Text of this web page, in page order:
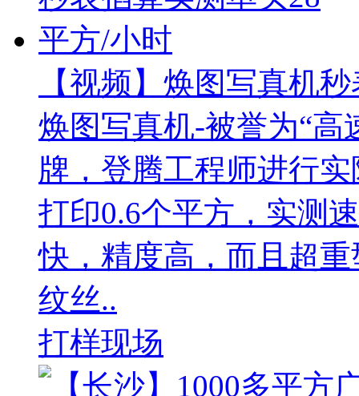
【视频】焕图写真机
焕图写真机-被誉为“高
牌，登腾工程师进行
打印0.6个平方，实测
快，精度高，而且超
纹丝..
打样现场